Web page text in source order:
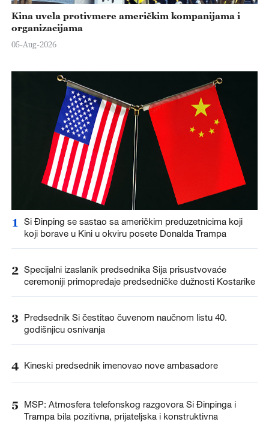
Kina uvela protivmere američkim kompanijama i
organizacijama
05-Aug-2026
1
Si Đinping se sastao sa američkim preduzetnicima koji
koji borave u Kini u okviru posete Donalda Trampa
2 Specijalni izaslanik predsednika Sija prisustvovaće
ceremoniji primopredaje predsedničke dužnosti Kostarike
3 Predsednik Si čestitao čuvenom naučnom listu 40.
godišnjicu osnivanja
4 Kineski predsednik imenovao nove ambasadore
5
MSP: Atmosfera telefonskog razgovora Si Đinpinga i
Trampa bila pozitivna, prijateljska i konstruktivna